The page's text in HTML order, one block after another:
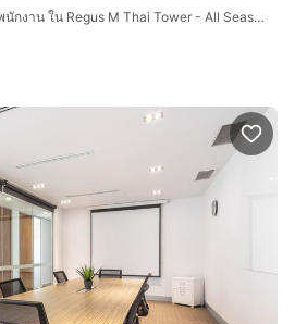
พื้นที่ออฟฟิศส่วนตัวสำหรับ 2 พนักงาน ใน Regus M Thai Tower - All Seasons Place